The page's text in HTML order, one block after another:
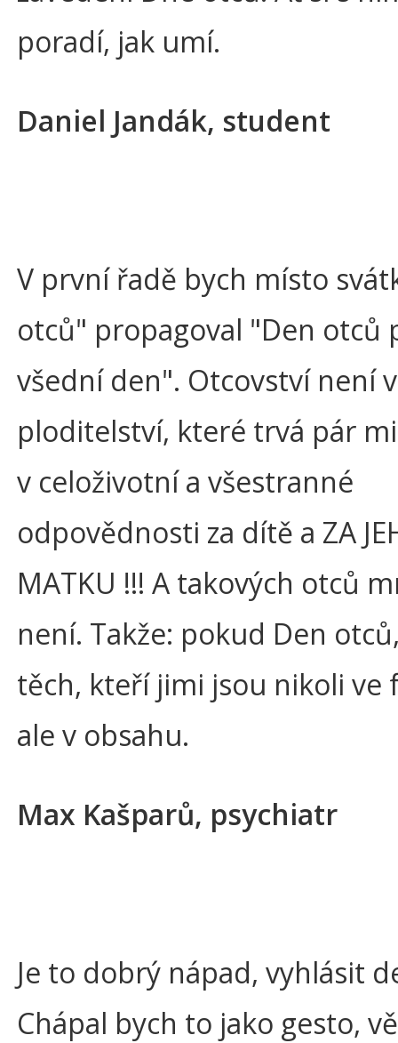
poradí, jak umí.
Daniel Jandák, student
V první řadě bych místo
otců" propagoval "Den otců
všední den". Otcovství není v
ploditelství, které trvá pár
v celoživotní a všestranné
odpovědnosti za dítě a ZA
MATKU !!! A takových otců
není. Takže: pokud Den
těch, kteří jimi jsou nikoli ve
ale v obsahu.
Max Kašparů, psychiatr
Je to dobrý nápad, vyhlásit
Chápal bych to jako gesto,